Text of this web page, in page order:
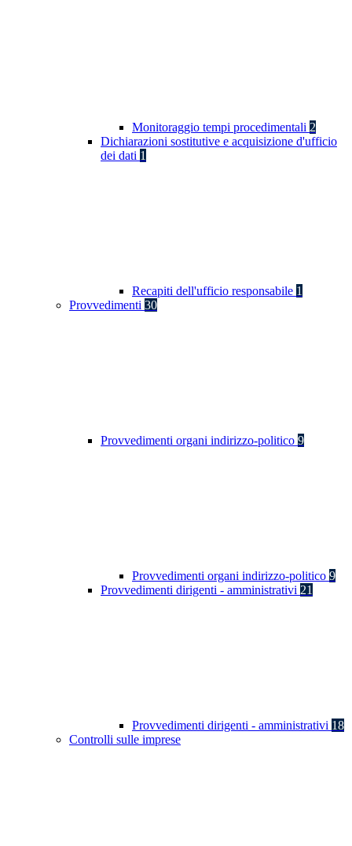
Monitoraggio tempi procedimentali 2
Dichiarazioni sostitutive e acquisizione d'ufficio
dei dati 1
Recapiti dell'ufficio responsabile 1
Provvedimenti 30
Provvedimenti organi indirizzo-politico 9
Provvedimenti organi indirizzo-politico 9
Provvedimenti dirigenti - amministrativi 21
Provvedimenti dirigenti - amministrativi 18
Controlli sulle imprese